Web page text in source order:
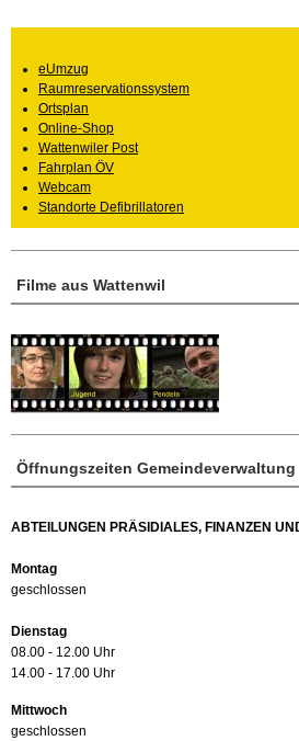
Öffnungszeiten Gemeindeverwaltung
ABTEILUNGEN PRÄSIDIALES, FINANZEN
Montag
geschlossen
Dienstag
08.00 - 12.00 Uhr
14.00 - 17.00 Uhr
Mittwoch
geschlossen
Filme aus Wattenwil
eUmzug
Raumreservationssystem
Ortsplan
Online-Shop
Wattenwiler Post
Fahrplan ÖV
Webcam
Standorte Defibrillatoren